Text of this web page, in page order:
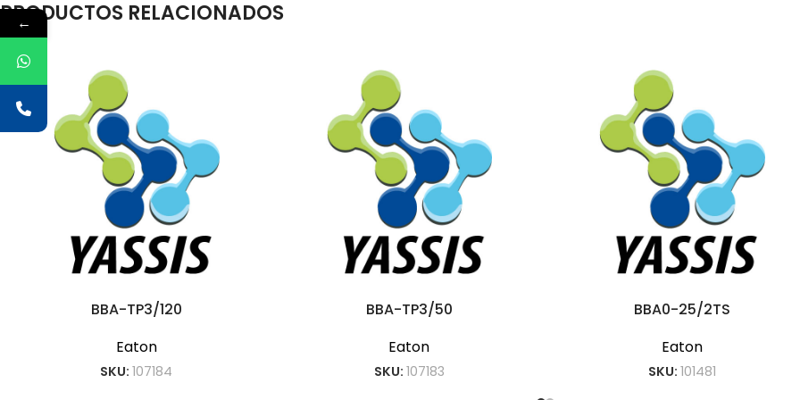
PRODUCTOS RELACIONADOS
BBA-TP3/120
Eaton
SKU:107184
BBA-TP3/50
Eaton
SKU: 107183
BBA0-25/2TS
Eaton
SKU: 101481
←